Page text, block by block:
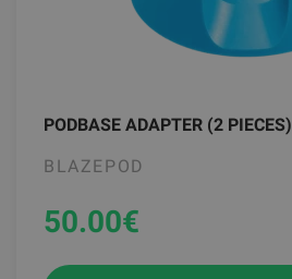
PODBASE ADAPTER (2 PIECES)
BLAZEPOD
50.00€